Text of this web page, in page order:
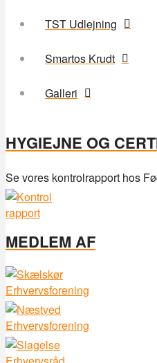
TST Udlejning
Smartos Krudt
Galleri
HYGIEJNE OG
Se vores kontrolrapport hos
MEDLEM AF